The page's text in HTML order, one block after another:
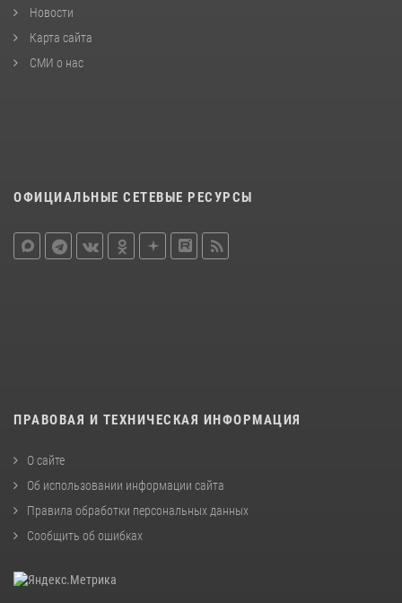
Новости
Карта сайта
СМИ о нас
ОФИЦИАЛЬНЫЕ СЕТЕВЫЕ РЕСУРСЫ
ПРАВОВАЯ И ТЕХНИЧЕСКАЯ ИНФОРМАЦИЯ
О сайте
Об использовании информации сайта
Правила обработки персональных данных
Сообщить об ошибках